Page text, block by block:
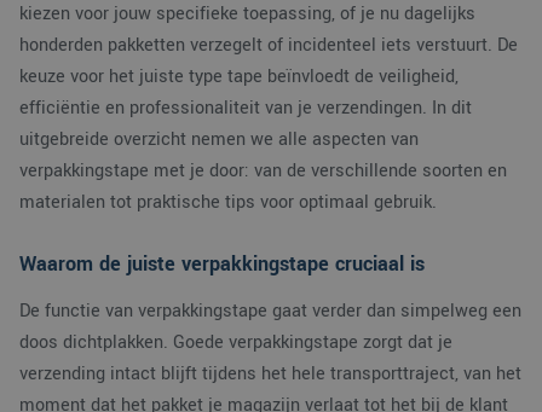
kiezen voor jouw specifieke toepassing, of je nu dagelijks
honderden pakketten verzegelt of incidenteel iets verstuurt. De
keuze voor het juiste type tape beïnvloedt de veiligheid,
efficiëntie en professionaliteit van je verzendingen. In dit
uitgebreide overzicht nemen we alle aspecten van
verpakkingstape met je door: van de verschillende soorten en
materialen tot praktische tips voor optimaal gebruik.
Waarom de juiste verpakkingstape cruciaal is
De functie van verpakkingstape gaat verder dan simpelweg een
doos dichtplakken. Goede verpakkingstape zorgt dat je
verzending intact blijft tijdens het hele transporttraject, van het
moment dat het pakket je magazijn verlaat tot het bij de klant